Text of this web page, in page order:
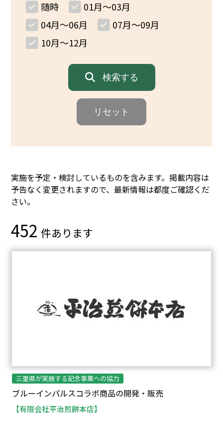
随時
01月～03月
04月～06月
07月～09月
10月～12月
検索する
リセット
実施を予定・検討しているものを含みます。掲載内容は
予告なく変更されますので、最新情報は都度ご確認くだ
さい。
452 件あります
三重県が実施する記念事業への協力
ブルーインパルスコラボ商品の開発・販売
【有限会社平治煎餅本店】